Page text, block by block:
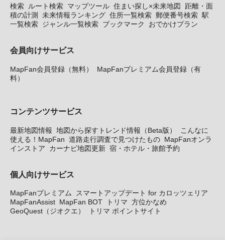
検索 ルート検索 マップツール 住まい探し×未来地図
距離・面
積の計測
未来情報ランキング 住所一覧検索 郵便番号検索 駅
一覧検索 ジャンル一覧検索 ブックマーク おでかけプラン
会員向けサービス
MapFan会員登録（無料）
MapFanプレミアム会員登録（有
料）
コンテンツサービス
最新地図情報 地図から探すトレンド情報（Beta版）
こんなに
使える！MapFan 道路走行調査で見つけたもの MapFanオンラ
インストア
カーナビ地図更新 宿・ホテル・旅館予約
個人向けサービス
MapFanプレミアム
スマートアップデート for カロッツェリア
MapFanAssist MapFan BOT トリマ 方位かなめ
GeoQuest（ジオクエ）
トリマ ポイントサイト